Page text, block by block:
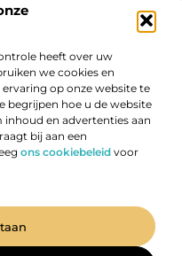
heeft over uw
we cookies en
op onze website te
begrijpen hoe u de website
en advertenties aan
bij aan een
ons cookiebeleid voor
en praat mee!
by